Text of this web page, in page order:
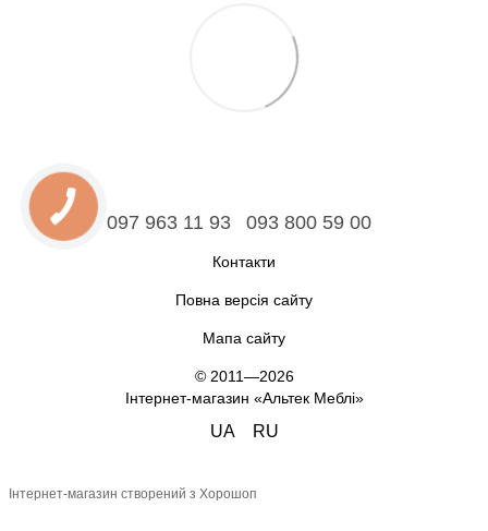
097 963 11 93 093 800 59 00
Контакти
Повна версія сайту
Мапа сайту
© 2011—2026
Інтернет-магазин «Альтек Меблі»
UA RU
Інтернет-магазин створений з Хорошоп